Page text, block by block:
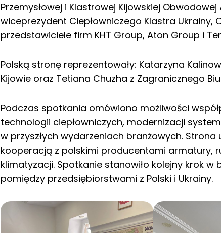
Przemysłowej i Klastrowej Kijowskiej
wiceprezydent Ciepłowniczego Klastra
przedstawiciele firm KHT Group, Aton Group i
Polską stronę reprezentowały: Katarzyna
Kijowie oraz Tetiana Chuzha z Zagranicznego
Podczas spotkania omówiono możliwości
technologii ciepłowniczych, modernizacji
w przyszłych wydarzeniach branżowych.
kooperacją z polskimi producentami armatury,
klimatyzacji. Spotkanie stanowiło kolejny krok
pomiędzy przedsiębiorstwami z Polski i Ukrainy.